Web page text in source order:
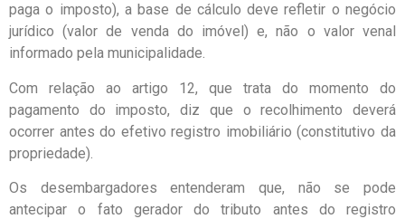
paga o imposto), a base de cálculo deve refletir o negócio
jurídico (valor de venda do imóvel) e, não o valor venal
informado pela municipalidade.
Com relação ao artigo 12, que trata do momento do
pagamento do imposto, diz que o recolhimento deverá
ocorrer antes do efetivo registro imobiliário (constitutivo da
propriedade).
Os desembargadores entenderam que, não se pode
antecipar o fato gerador do tributo antes do registro